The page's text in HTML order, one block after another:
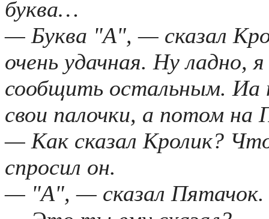
буква…
— Буква "А", — сказал
очень удачная. Ну ладно,
сообщить остальным. Иа
свои палочки, а потом на
— Как сказал Кролик?
спросил он.
— "А", — сказал Пятачок.